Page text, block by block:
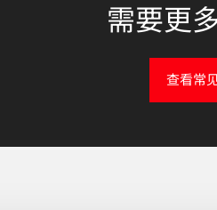
需要更
查看常